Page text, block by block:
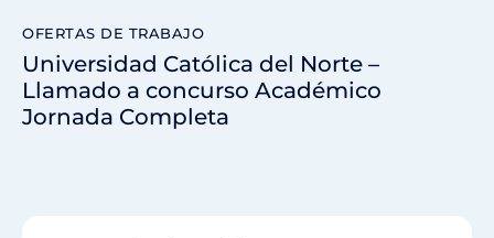
OFERTAS DE TRABAJO
Universidad Católica del Norte –
Llamado a concurso Académico
Jornada Completa